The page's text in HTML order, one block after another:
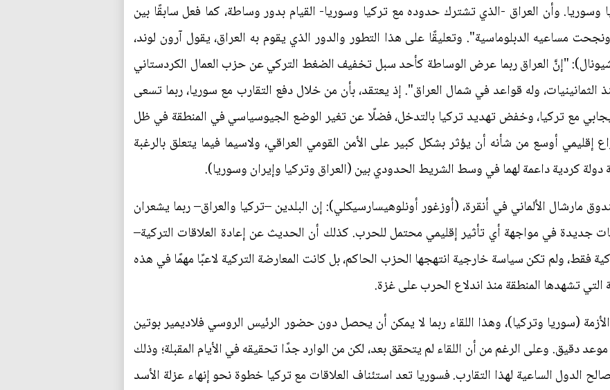
وأن العراق -الذي تشترك حدوده مع تركيا وسوريا- القيام بدور وساطة، كما فعل سابقًا بين
مساعيه الدبلوماسية". وتعليقًا على هذا التطور والدور الذي يقوم به العراق، يقول آرون لوند،
"إنَّ العراق ربما عرض الوساطة كأحد سبل تخفيف الضغط التركي عن حزب العمال الكردستاني
الثمانينيات، وله قواعد في شمال العراق". إذ يعتقد، بأن من خلال دفع التقارب مع سوريا، ربما تسعى
مع تركيا، وخفض تهديد تركيا بالتدخل، فضلًا عن تغير الوضع الجيوسياسي في المنطقة في ظل
أوسع من شأنه أن يؤثر بشكل كبير على الأمن القومي العراقي، ولاسيما فيما يتعلق بالرغبة
دولة كردية داعمة لهما في وسط الشريط الحدودي بين (العراق وتركيا وإيران وسوريا).
مارشال الألماني في أنقرة، (أوزغور أونلوهيسارسيكلي): إن البلدين –تركيا والعراق– ربما يشعران
جديدة في مواجهة أي تأثير إقليمي محتمل للحرب. كذلك أن الحديث عن إعادة العلاقات التركية–
فقط، ولم تكن سياسة خارجية انتهجها الحزب الحاكم، بل كانت المعارضة التركية لاعبًا مهمًا في هذه
التي تشهدها المنطقة منذ اندلاع الحرب على غزة.
(سوريا وتركيا)، وهذا اللقاء ربما لا يمكن أن يحصل دون حضور الرئيس الروسي فلاديمير بوتين
وعلى الرغم من أن اللقاء لم يتحقق بعد، لكن من الوارد جدًا تحقيقه في الأيام المقبلة؛ وذلك
الدول الساعية لهذا التقارب. فسوريا تعد استئناف العلاقات مع تركيا خطوة نحو إنهاء عزلة الأسد